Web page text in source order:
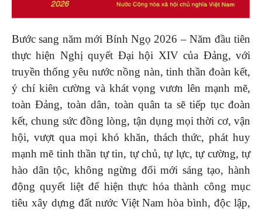
Bước sang năm mới Bính Ngọ 2026 – Năm đầu tiên
thực hiện Nghị quyết Đại hội XIV của Đảng, với
truyền thống yêu nước nồng nàn, tinh thần đoàn kết,
ý chí kiên cường và khát vọng vươn lên mạnh mẽ,
toàn Đảng, toàn dân, toàn quân ta sẽ tiếp tục đoàn
kết, chung sức đồng lòng, tận dụng mọi thời cơ, vận
hội, vượt qua mọi khó khăn, thách thức, phát huy
mạnh mẽ tinh thần tự tin, tự chủ, tự lực, tự cường, tự
hào dân tộc, không ngừng đổi mới sáng tạo, hành
động quyết liệt để hiện thực hóa thành công mục
tiêu xây dựng đất nước Việt Nam hòa bình, độc lập,